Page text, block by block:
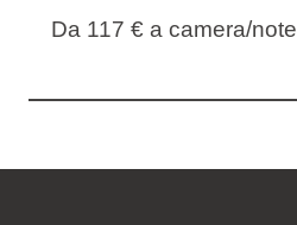
Da 117 € a camera/note